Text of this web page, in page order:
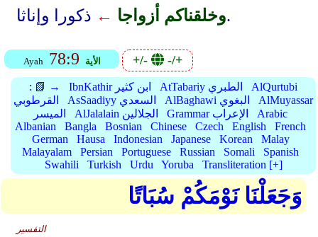
وخلقناكم أزواجا ← ذكورا وإناثا.
Ayah 78:9 الأية +/- -/+
: 📗 → IbnKathir ابن كثير AtTabariy الطبري
AlQurtubi
القرطوبي
AsSaadiyy السعدي AlBaghawi البغوي
AlMuyassar
الميسر
AlJalalain الجلالين Grammar الإعراب
Arabic
Albanian
Bangla Bosnian Chinese Czech English
French
German
Hausa Indonesian Japanese Korean
Malay
Malayalam
Persian Portuguese Russian Somali
Spanish
Swahili
Turkish Urdu Yoruba Transliteration [+]
وَجَعَلْنَا نَوْمَكُمْ سُبَاتًا
التفسير